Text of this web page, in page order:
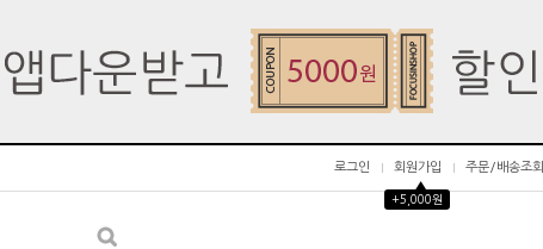
로그인 회원가입
▲
+5,000원
주문/배송조회